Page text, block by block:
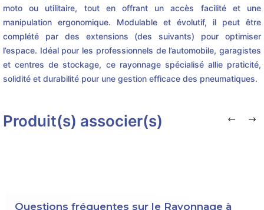
moto ou utilitaire, tout en offrant un accès facilité et une
manipulation ergonomique. Modulable et évolutif, il peut être
complété par des extensions (des suivants) pour optimiser
l’espace. Idéal pour les professionnels de l’automobile, garagistes
et centres de stockage, ce rayonnage spécialisé allie praticité,
solidité et durabilité pour une gestion efficace des pneumatiques.
Produit(s) associer(s)
Questions fréquentes sur le Rayonnage à